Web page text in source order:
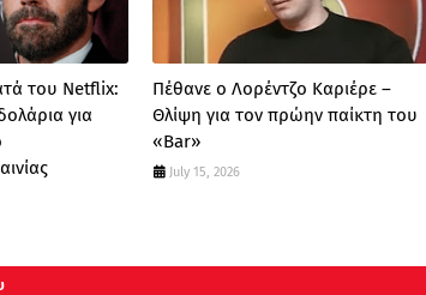
του Netflix:
για
Πέθανε ο Λορέντζο Καριέρε –
Θλίψη για τον πρώην παίκτη του
«Bar»
July 15, 2026